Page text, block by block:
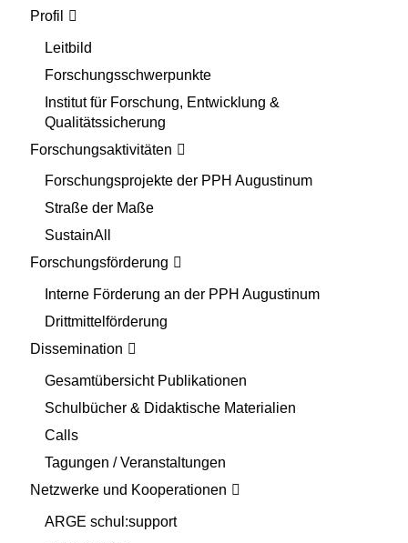
Profil
Leitbild
Forschungsschwerpunkte
Institut für Forschung, Entwicklung &
Qualitätssicherung
Forschungsaktivitäten
Forschungsprojekte der PPH Augustinum
Straße der Maße
SustainAll
Forschungsförderung
Interne Förderung an der PPH Augustinum
Drittmittelförderung
Dissemination
Gesamtübersicht Publikationen
Schulbücher & Didaktische Materialien
Calls
Tagungen / Veranstaltungen
Netzwerke und Kooperationen
ARGE schul:support